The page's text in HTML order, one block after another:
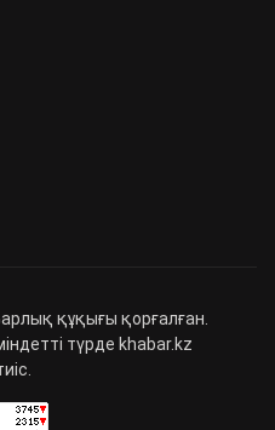
құқығы қорғалған.
түрде khabar.kz